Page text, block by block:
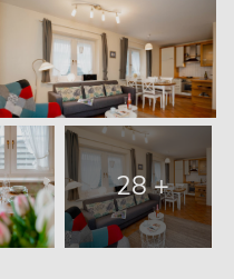
28 +